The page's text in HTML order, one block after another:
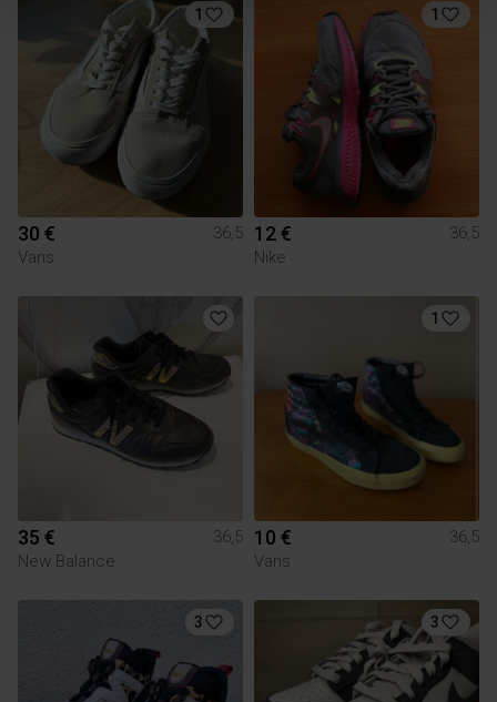
1
30 €
36,5
Vans
1
12 €
36,5
Nike
35 €
36,5
New Balance
1
10 €
36,5
Vans
3 3